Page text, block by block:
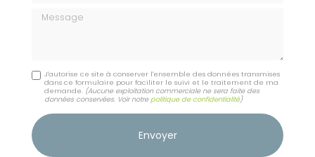
Message
J'autorise ce site à conserver l'ensemble des données transmises
dans ce formulaire pour faciliter le suivi et le traitement de ma
demande. (Aucune exploitation commerciale ne sera faite des
données conservées. Voir notrepolitique de confidentialité)